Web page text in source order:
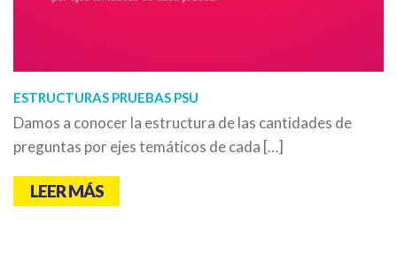
ESTRUCTURAS PRUEBAS PSU
Damos a conocer la estructura de las cantidades de
preguntas por ejes temáticos de cada […]
LEER MÁS